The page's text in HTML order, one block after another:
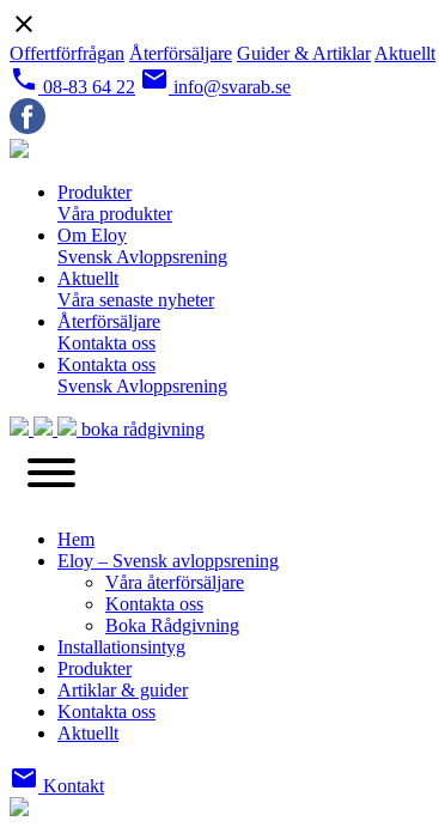
close
Offertförfrågan Återförsäljare Guider & Artiklar Aktuellt
local_phone 08-83 64 22 email info@svarab.se
Produkter
Våra produkter
Om Eloy
Svensk Avloppsrening
Aktuellt
Våra senaste nyheter
Återförsäljare
Kontakta oss
Kontakta oss
Svensk Avloppsrening
boka rådgivning
Hem
Eloy – Svensk avloppsrening
Våra återförsäljare
Kontakta oss
Boka Rådgivning
Installationsintyg
Produkter
Artiklar & guider
Kontakta oss
Aktuellt
email Kontakt